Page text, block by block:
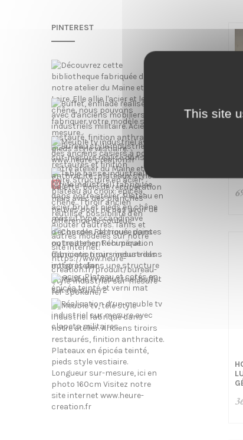
PINTEREST
More Pins
This site